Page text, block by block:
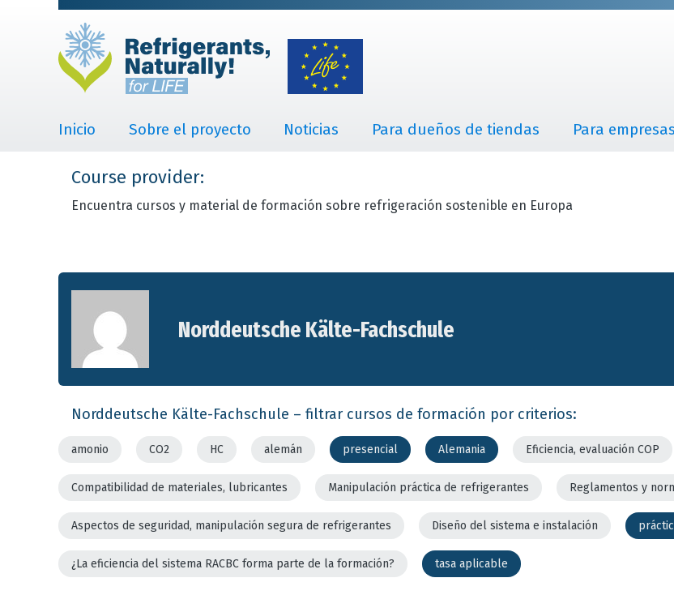
Inicio Sobre el proyecto Noticias Para dueños de tiendas Para
Course provider:
Encuentra cursos y material de formación sobre refrigeración sostenible en Europa
Norddeutsche Kälte-Fachschule
Norddeutsche Kälte-Fachschule – filtrar cursos de formación por criterios:
amonio CO2 HC alemán presencial Alemania Eficiencia, evaluación COP
Compatibilidad de materiales, lubricantes Manipulación práctica de refrigerantes Reglamentos y
Aspectos de seguridad, manipulación segura de refrigerantes Diseño del sistema e instalación
¿La eficiencia del sistema RACBC forma parte de la formación? tasa aplicable